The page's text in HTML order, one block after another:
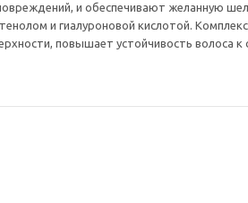
и обеспечивают желанную
и гиалуроновой кислотой.
повышает устойчивость волоса